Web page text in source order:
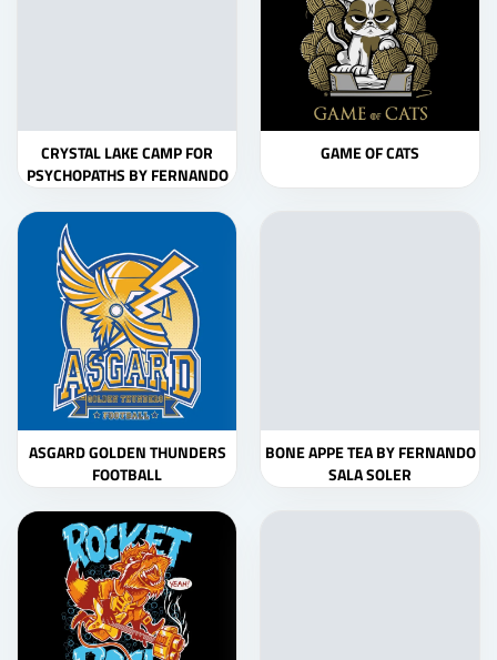
CRYSTAL LAKE CAMP FOR
PSYCHOPATHS BY FERNANDO
GAME OF CATS
ASGARD GOLDEN THUNDERS
FOOTBALL
BONE APPE TEA BY FERNANDO
SALA SOLER